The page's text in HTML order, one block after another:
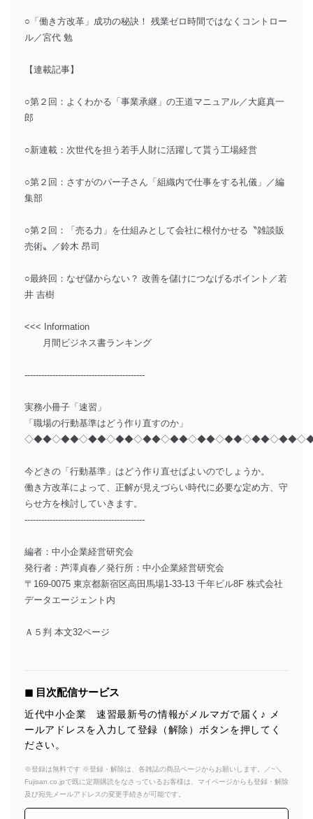
○「働き方改革」成功の秘訣！ 残業ゼロ時間ではなくコントロー
ル／宮代 勉
【連載記事】
○第２回：よくわかる「事業承継」の王道マニュアル／大庭真一
郎
○新連載：次世代を担う若手人財に活躍して貰う工場経営
○第２回：さすがのパー子さん「組織内で仕事をする礼儀」／編
集部
○第２回：「売る力」を仕組みとして会社に根付かせる〝雑談販
売術〟／鈴木 昂司
○最終回：なぜ儲からない？ 改善を儲けにつなげるポイント／若
井 吉樹
<<< Information
月間ビジネス書ランキング
-------------------------------------------
実務小冊子「速習」
「職場の行動基準はどう作り直すのか」
今どきの「行動基準」はどう作り直せばよいのでしょうか。
働き方改革によって、正解が見えづらい時代に必要な定め方、守
らせ方を検討していきます。
-------------------------------------------
編者：中小企業経営研究会
発行者：芦澤貞春／発行所：中小企業経営研究会
〒169-0075 東京都新宿区高田馬場1-33-13 千年ビル8F 株式会社
データエージェント内
Ａ５判 本文32ページ
◼︎ 目次配信サービス
近代中小企業 速習最新号の情報がメルマガで届く♪ メ
ールアドレスを入力して登録（解除）ボタンを押してく
ださい。
※登録は無料です ※登録・解除は、各雑誌の商品ページからお願いします。／~＼
Fujisan.co.jpで既に定期購読をなさっているお客様は、マイページからも登録・解除
及び宛先メールアドレスの変更手続きが可能です。